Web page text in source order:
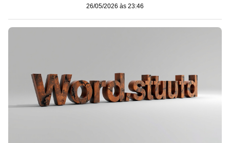
26/05/2026 às 23:46